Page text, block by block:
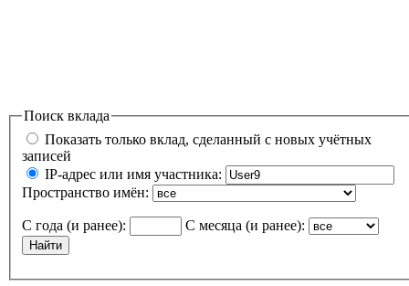
Поиск вклада
Показать только вклад, сделанный с новых учётных
записей
IP-адрес или имя участника:
Пространство имён:
С года (и ранее): С месяца (и ранее):